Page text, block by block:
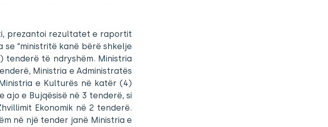
prezantoi rezultatet e raportit
se “ministritë kanë bërë shkelje
të ndryshëm. Ministria
Ministria e Administratës
e Kulturës në katër (4)
ajo e Bujqësisë në 3 tenderë, si
Ekonomik në 2 tenderë.
në një tender janë Ministria e